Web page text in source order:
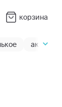
корзина
акции